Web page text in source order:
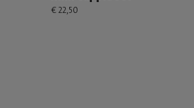
€ 22,50